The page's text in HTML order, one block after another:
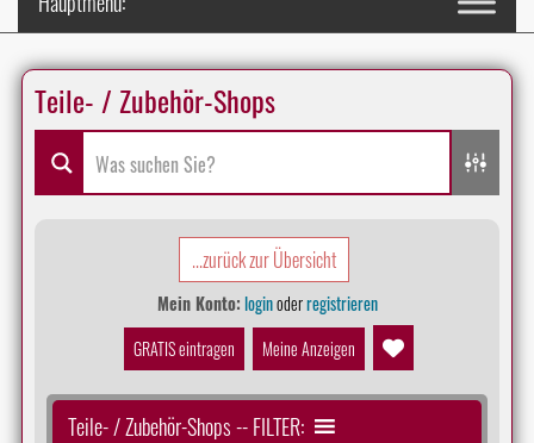
Teile- / Zubehör-Shops
...zurück zur Übersicht
Mein Konto:loginoderregistrieren
GRATIS eintragen
Meine Anzeigen
Teile- / Zubehör-Shops -- FILTER: